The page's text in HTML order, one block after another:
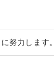
努力します。